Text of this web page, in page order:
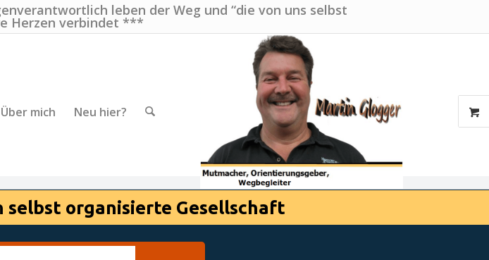
leben der Weg und “die von uns selbst
Herzen verbindet ***
Über mich Neu hier?
selbst organisierte Gesellschaft